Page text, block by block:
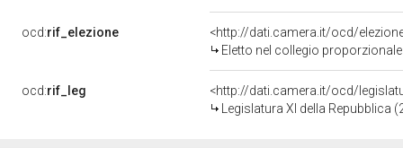
ocd:rif_elezione
<http://dati.camera.it/ocd/
Eletto nel collegio
ocd:rif_leg
<http://dati.camera.it/ocd/
Legislatura XI della Repubblica